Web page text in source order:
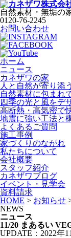
自然素材・無垢の
0120-76-2245
お問い合わせ
ホーム
ニュース
カネザワの家
人と自然が寄り添
自然素材に包まれ
四季の光と風をデ
高断熱・高気密で
地震に強い工法と
よくあるご質問
施工事例
家づくりのながれ
私たちについて
会社概要
スタッフ紹介
カネザワブログ
イベント・見学会
資料請求
HOME > お知らせ
NEWS
ニュース
11/20 まあるい
UPDATE：2022年